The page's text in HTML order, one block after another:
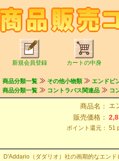
新規会員登録 カートの中身
商品分類一覧 その他小物類
エンドピ
商品分類一覧
コントラバス関連品 コ
商品名：
エ
販売価格：
ポイント還元： 51
D'Addario（ダダリオ）社の画期的なエンド